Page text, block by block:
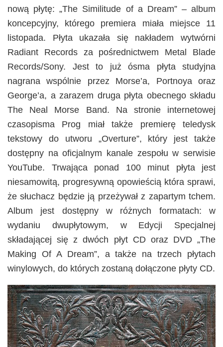
nową płytę: „The Similitude of a Dream” – album
koncepcyjny, którego premiera miała miejsce 11
listopada. Płyta ukazała się nakładem wytwórni
Radiant Records za pośrednictwem Metal Blade
Records/Sony. Jest to już ósma płyta studyjna
nagrana wspólnie przez Morse’a, Portnoya oraz
George’a, a zarazem druga płyta obecnego składu
The Neal Morse Band. Na stronie internetowej
czasopisma Prog miał także premierę teledysk
tekstowy do utworu „Overture”, który jest także
dostępny na oficjalnym kanale zespołu w serwisie
YouTube. Trwająca ponad 100 minut płyta jest
niesamowitą, progresywną opowieścią która sprawi,
że słuchacz będzie ją przeżywał z zapartym tchem.
Album jest dostępny w różnych formatach: w
wydaniu dwupłytowym, w Edycji Specjalnej
składającej się z dwóch płyt CD oraz DVD „The
Making Of A Dream”, a także na trzech płytach
winylowych, do których zostaną dołączone płyty CD.